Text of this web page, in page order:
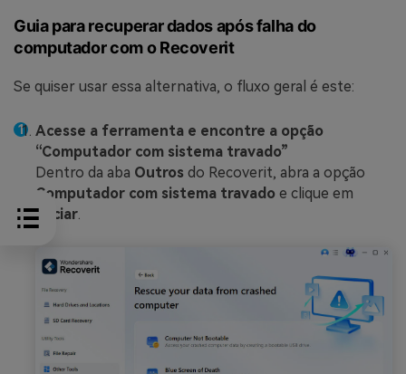
Guia para recuperar dados após falha do
computador com o Recoverit
Se quiser usar essa alternativa, o fluxo geral é este:
Acesse a ferramenta e encontre a opção
“Computador com sistema travado”
Dentro da aba Outros do Recoverit, abra a opção
Computador com sistema travado e clique em
Iniciar